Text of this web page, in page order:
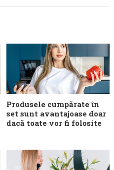
Produsele cumpărate în
set sunt avantajoase doar
dacă toate vor fi folosite